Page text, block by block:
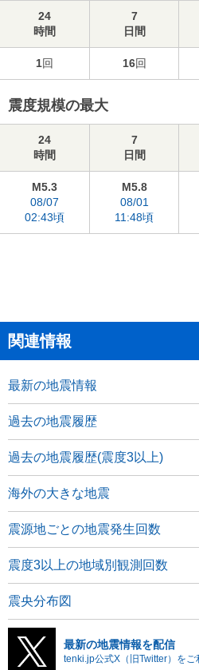
24
時間
7
日間
1回 16回
震度規模の最大
24
時間
7
日間
M5.3
08/07
02:43頃
M5.8
08/01
11:48頃
関連情報
最新の地震情報
過去の地震履歴
過去の地震履歴(震度3以上)
海外の大きな地震
震源地ごとの地震発生回数
震度3以上の地域別観測回数
震央分布図
最新の地震情報を配信
tenki.jp公式X（旧Twitter）をご